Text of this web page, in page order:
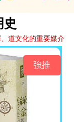
史
道文化的重要媒介
強推